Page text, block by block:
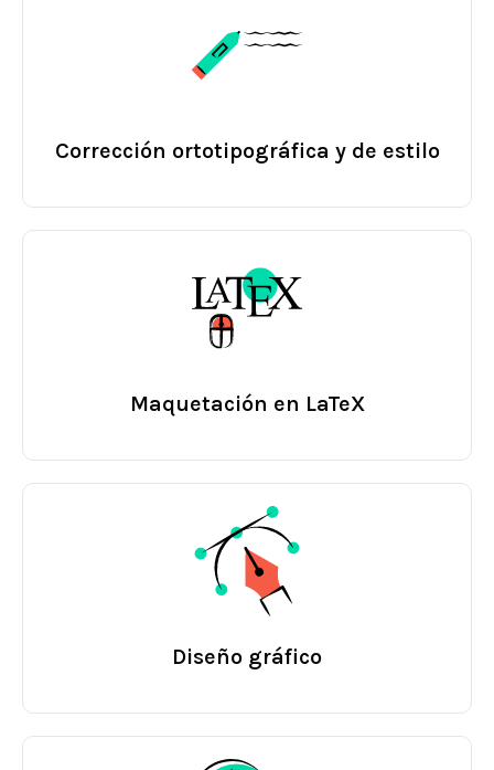
Corrección ortotipográfica y de estilo
Maquetación en LaTeX
Diseño gráfico